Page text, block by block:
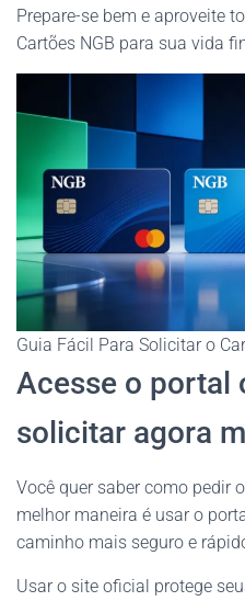
Prepare-se bem e aproveite
Cartões NGB para sua vida
Guia Fácil Para Solicitar o
Acesse o portal
solicitar agora
Você quer saber como pedir
melhor maneira é usar o
caminho mais seguro e
Usar o site oficial protege